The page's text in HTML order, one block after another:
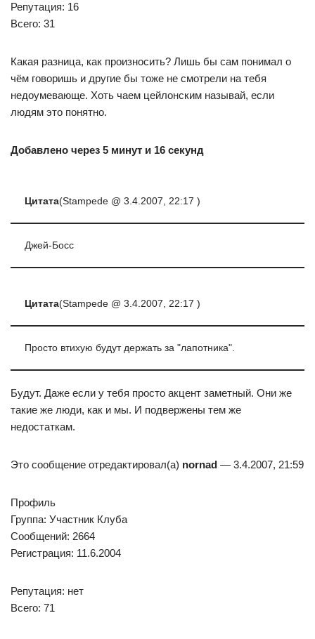
Репутация: 16
Всего: 31
Какая разница, как произносить? Лишь бы сам понимал о
чём говоришь и другие бы тоже не смотрели на тебя
недоумевающе. Хоть чаем цейлонским называй, если
людям это понятно.
Добавлено через 5 минут и 16 секунд
Цитата(Stampede @ 3.4.2007, 22:17 )
Джей-Босс
Цитата(Stampede @ 3.4.2007, 22:17 )
Просто втихую будут держать за "лапотника".
Будут. Даже если у тебя просто акцент заметный. Они же
такие же люди, как и мы. И подвержены тем же
недостаткам.
Это сообщение отредактировал(а) nornad — 3.4.2007, 21:59
Профиль
Группа: Участник Клуба
Сообщений: 2664
Регистрация: 11.6.2004
Репутация: нет
Всего: 71